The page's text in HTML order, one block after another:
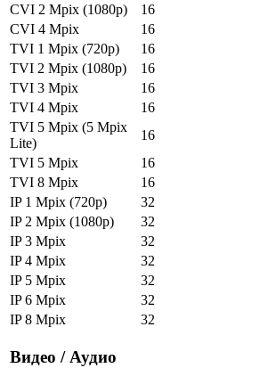
CVI 2 Mpix (1080p)
16
CVI 4 Mpix
16
TVI 1 Mpix (720p)
16
TVI 2 Mpix (1080p)
16
TVI 3 Mpix
16
TVI 4 Mpix
16
TVI 5 Mpix (5 Mpix
Lite)
16
TVI 5 Mpix
16
TVI 8 Mpix
16
IP 1 Mpix (720p)
32
IP 2 Mpix (1080p)
32
IP 3 Mpix
32
IP 4 Mpix
32
IP 5 Mpix
32
IP 6 Mpix
32
IP 8 Mpix
32
Видео / Аудио